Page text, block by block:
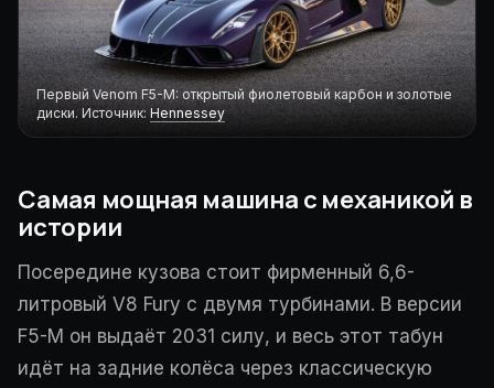
Первый Venom F5-M: открытый фиолетовый карбон и золотые
диски. Источник:Hennessey
Самая мощная машина с механикой в
истории
Посередине кузова стоит фирменный 6,6-
литровый V8 Fury с двумя турбинами. В версии
F5-M он выдаёт 2031 силу, и весь этот табун
идёт на задние колёса через классическую